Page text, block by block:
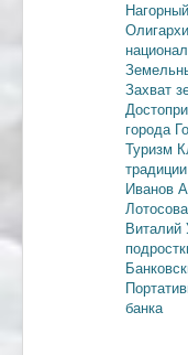
Нагорный
Олигархи
Захват
города
Туризм
традиции
Иванов
Виталий
банка